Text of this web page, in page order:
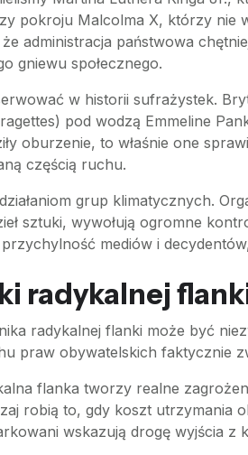
pokroju Malcolma X, którzy
administracja państwowa
gniewu społecznego.
w historii sufrażystek.
pod wodzą Emmeline
oburzenie, to właśnie one
częścią ruchu.
grup klimatycznych.
sztuki, wywołują ogromne
mediów i
radykalnej
radykalnej flanki może być
praw obywatelskich faktycznie
flanka tworzy realne
robią to, gdy koszt utrzymania
wskazują drogę wyjścia z